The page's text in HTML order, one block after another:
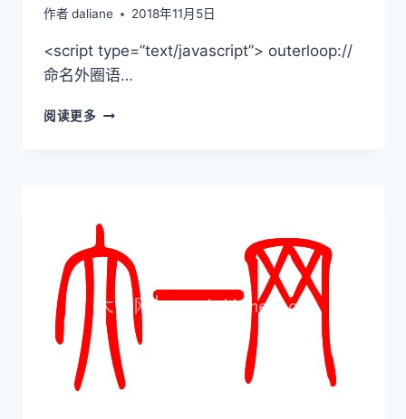
作者 daliane 2018年11月5日
<script type=”text/javascript”> outerloop://
命名外圈语…
阅读更多 JAVASCRIPT
循
环
以
及
退
EACH